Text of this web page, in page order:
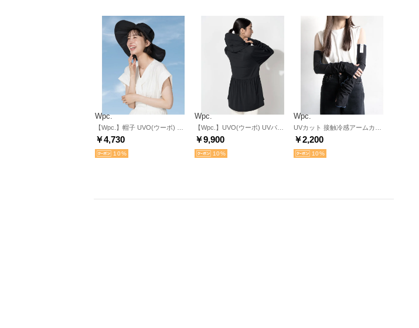
Wpc.
￥4,730
10
Wpc.
【Wpc.】UVO(ウーボ) UVパーカー【返品不可商品】 （ブラック）
￥9,900
10
Wpc.
￥2,200
10